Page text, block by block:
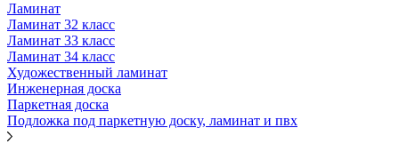
Ламинат
Ламинат 32 класс
Ламинат 33 класс
Ламинат 34 класс
Художественный ламинат
Инженерная доска
Паркетная доска
Подложка под паркетную доску, ламинат и пвх